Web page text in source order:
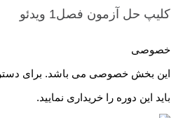
کلیپ حل آزمون فصل1 ویدئو
خصوصی
این بخش خصوصی می باشد. برای
باید این دوره را خریداری نمایید.